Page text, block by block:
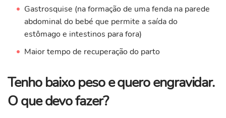
Gastrosquise (na formação de uma fenda na parede
abdominal do bebé que permite a saída do
estômago e intestinos para fora)
Maior tempo de recuperação do parto
Tenho baixo peso e quero engravidar.
O que devo fazer?